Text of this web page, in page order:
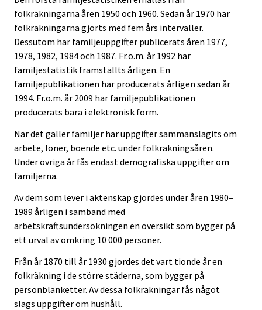
folkräkningarna åren 1950 och 1960. Sedan år 1970 har
folkräkningarna gjorts med fem års intervaller.
Dessutom har familjeuppgifter publicerats åren 1977,
1978, 1982, 1984 och 1987. Fr.o.m. år 1992 har
familjestatistik framställts årligen. En
familjepublikationen har producerats årligen sedan år
1994. Fr.o.m. år 2009 har familjepublikationen
producerats bara i elektronisk form.
När det gäller familjer har uppgifter sammanslagits om
arbete, löner, boende etc. under folkräkningsåren.
Under övriga år fås endast demografiska uppgifter om
familjerna.
Av dem som lever i äktenskap gjordes under åren 1980–
1989 årligen i samband med
arbetskraftsundersökningen en översikt som bygger på
ett urval av omkring 10 000 personer.
Från år 1870 till år 1930 gjordes det vart tionde år en
folkräkning i de större städerna, som bygger på
personblanketter. Av dessa folkräkningar fås något
slags uppgifter om hushåll.